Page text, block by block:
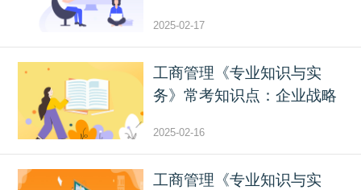
2025-02-17
工商管理《专业知识与实
务》常考知识点：企业战略
2025-02-16
工商管理《专业知识与实